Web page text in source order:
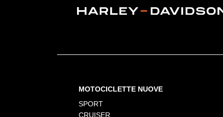
MOTOCICLETTE NUOVE
SPORT
CRUISER